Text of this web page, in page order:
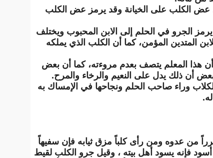
عض الكلب على الخيانة وقد يرمز عض الكلب
الجرو في الحلم إلى الابن المحبوب ويختلف
المتدين المؤمن، كما أن الكلب الذي يملكه
هذا المعلم يتصف بعدم مروءته، كما أن بعض
أن ذلك يدل على النعيم والرخاء والمرح.
وراء صاحب الحلم ونجاحها في الإمساك به
من عدوه ومن رأى كلباً مزق ثيابه فإن سفيهاً
فإنه يسود أهل بيته ، وقيل جرو الكلب لقيط